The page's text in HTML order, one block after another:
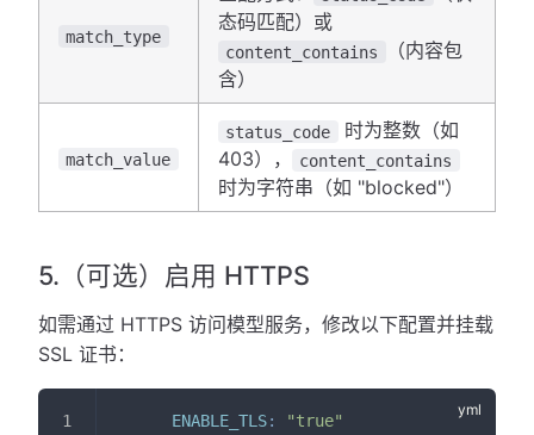
match_type
态码匹配）或
content_contains
（内容包
含）
match_value
status_code
时为整数（如
403），
content_contains
时为字符串（如 "blocked"）
5.（可选）启用 HTTPS
如需通过 HTTPS 访问模型服务，修改以下配置并挂载
SSL 证书：
ENABLE_TLS: "true"